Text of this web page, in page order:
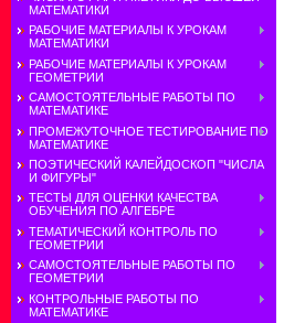
МАТЕМАТИКИ
РАБОЧИЕ МАТЕРИАЛЫ К УРОКАМ
МАТЕМАТИКИ
РАБОЧИЕ МАТЕРИАЛЫ К УРОКАМ
ГЕОМЕТРИИ
САМОСТОЯТЕЛЬНЫЕ РАБОТЫ ПО
МАТЕМАТИКЕ
ПРОМЕЖУТОЧНОЕ ТЕСТИРОВАНИЕ ПО
МАТЕМАТИКЕ
ПОЭТИЧЕСКИЙ КАЛЕЙДОСКОП "ЧИСЛА
И ФИГУРЫ"
ТЕСТЫ ДЛЯ ОЦЕНКИ КАЧЕСТВА
ОБУЧЕНИЯ ПО АЛГЕБРЕ
ТЕМАТИЧЕСКИЙ КОНТРОЛЬ ПО
ГЕОМЕТРИИ
САМОСТОЯТЕЛЬНЫЕ РАБОТЫ ПО
ГЕОМЕТРИИ
КОНТРОЛЬНЫЕ РАБОТЫ ПО
МАТЕМАТИКЕ